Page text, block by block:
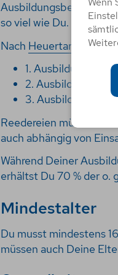
Ausbildungsberufen.
so viel wie Du. In der
Nach Heuertarifvertrag
1. Ausbildungsjahr:
2.
3.
Reedereien müssen
auch abhängig von
Während Deiner
erhältst Du 70 % der o.
Mindestalter
Du musst mindestens
müssen auch Deine